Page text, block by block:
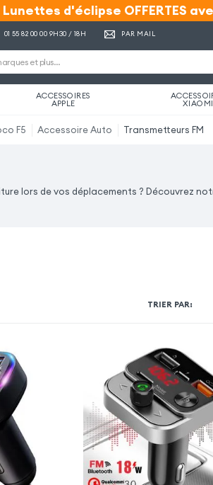
Lunettes d'éclipse OFFERTES
Lunettes d'éclipse OFFERTES
01 55 82 00 00 9H30 / 18H PAR MAIL
ACCESSOIRES
APPLE XIAOMI
F5 Accessoire Auto Transmetteurs FM
lors de vos déplacements ? Découvrez
TRIER PAR: